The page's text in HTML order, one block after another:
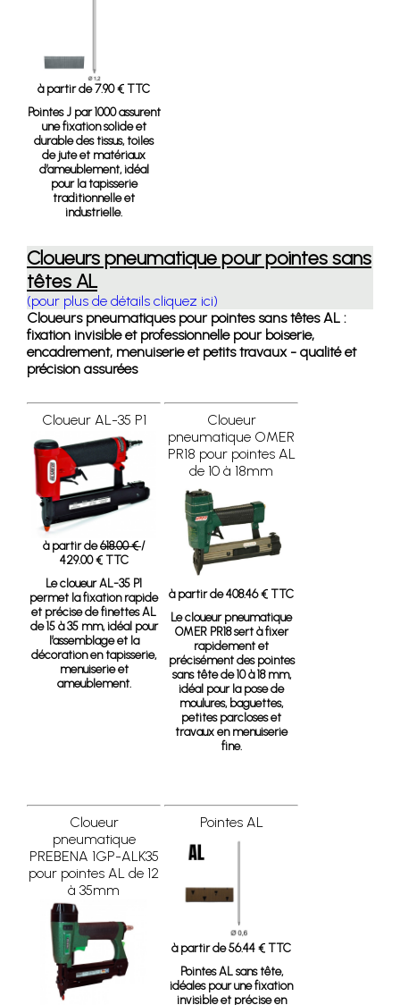
à partir de 7.90 € TTC
Pointes J par 1000assurent
une fixation solide et
durable des tissus, toiles
de jute et matériaux
d’ameublement, idéal
pour la tapisserie
traditionnelle et
industrielle.
Cloueurs pneumatique pour pointes sans
têtes AL
(pour plus de détails cliquez ici)
Cloueurs pneumatiques pour pointes sans têtes AL :
fixation invisible et professionnelle pour boiserie,
encadrement, menuiserie et petits travaux - qualité et
précision assurées
Cloueur AL-35 P1
à partir de618.00 €/
429.00 € TTC
Le cloueur AL-35 P1
permet la fixation rapide
et précise de finettes AL
de 15 à 35 mm, idéal pour
l’assemblage et la
décoration en tapisserie,
menuiserie et
ameublement.
Cloueur
pneumatique OMER
PR18 pour pointes AL
de 10 à 18mm
à partir de 408.46 € TTC
Le cloueur pneumatique
OMER PR18 sert à fixer
rapidement et
précisément des pointes
sans tête de 10 à 18 mm,
idéal pour la pose de
moulures, baguettes,
petites parcloses et
travaux en menuiserie
fine.
Cloueur
pneumatique
PREBENA 1GP-ALK35
pour pointes AL de 12
à 35mm
Pointes AL
à partir de 56.44 € TTC
Pointes AL sans tête,
idéales pour une fixation
invisible et précise en